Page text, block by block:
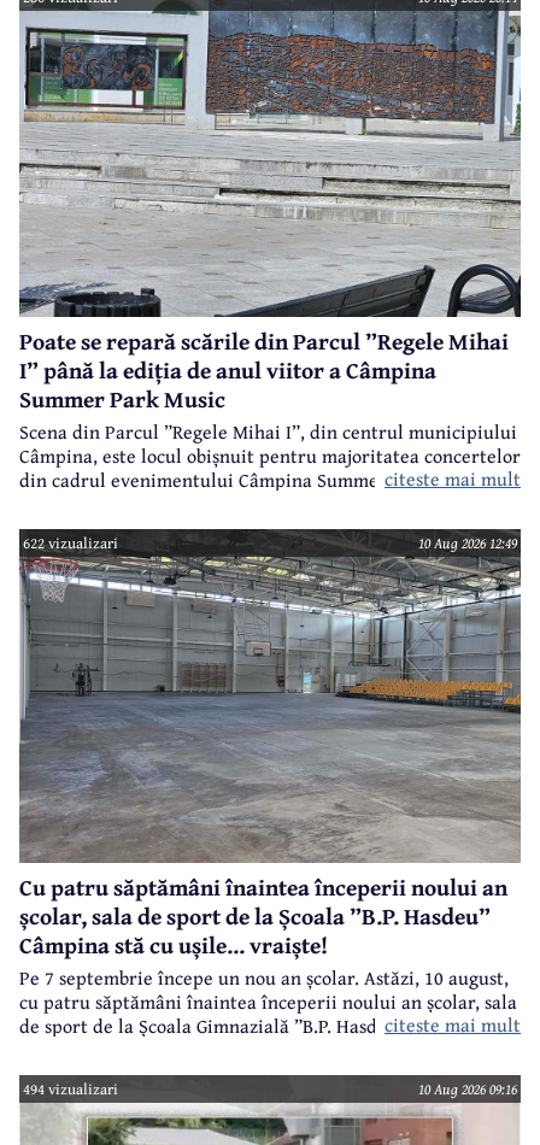
Poate se repară scările din Parcul ”Regele Mihai
I” până la ediția de anul viitor a Câmpina
Summer Park Music
Scena din Parcul ”Regele Mihai I”, din centrul municipiului
Câmpina, este locul obișnuit pentru majoritatea concertelor
din cadrul evenimentului Câmpina Summer Park Music.
citeste mai mult
622 vizualizari 10 Aug 2026 12:49
Cu patru săptămâni înaintea începerii noului an
școlar, sala de sport de la Școala ”B.P. Hasdeu”
Câmpina stă cu ușile... vraiște!
Pe 7 septembrie începe un nou an școlar. Astăzi, 10 august,
cu patru săptămâni înaintea începerii noului an școlar, sala
de sport de la Școala Gimnazială ”B.P. Hasdeu” din Câmpina
citeste mai mult
494 vizualizari 10 Aug 2026 09:16